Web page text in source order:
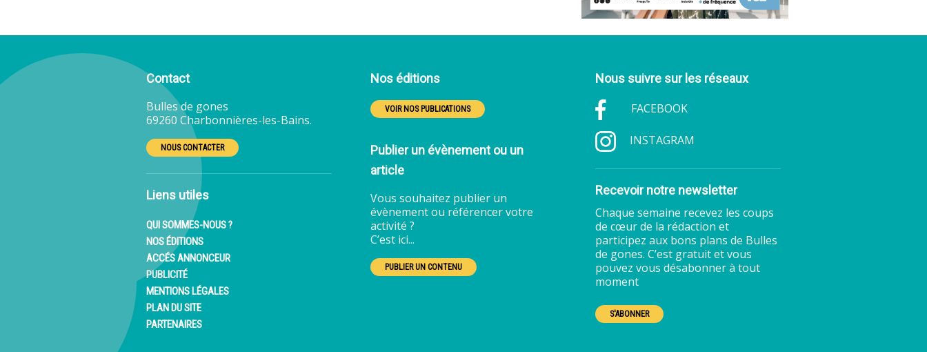
Contact
Bulles de gones
69260 Charbonnières-les-Bains.
NOUS CONTACTER
Liens utiles
QUI SOMMES-NOUS ?
NOS ÉDITIONS
ACCÉS ANNONCEUR
PUBLICITÉ
MENTIONS LÉGALES
PLAN DU SITE
PARTENAIRES
Nos éditions
VOIR NOS PUBLICATIONS
Publier un évènement ou un
article
Vous souhaitez publier un
évènement ou référencer votre
activité ?
C’est ici...
PUBLIER UN CONTENU
Nous suivre sur les réseaux
FACEBOOK
INSTAGRAM
Recevoir notre newsletter
Chaque semaine recevez les coups
de cœur de la rédaction et
participez aux bons plans de Bulles
de gones. C’est gratuit et vous
pouvez vous désabonner à tout
moment
S'ABONNER